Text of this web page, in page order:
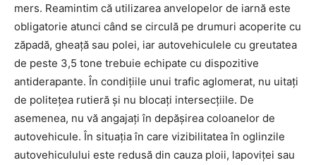
mers. Reamintim că utilizarea anvelopelor de iarnă este
obligatorie atunci când se circulă pe drumuri acoperite cu
zăpadă, gheaţă sau polei, iar autovehiculele cu greutatea
de peste 3,5 tone trebuie echipate cu dispozitive
antiderapante. În condiţiile unui trafic aglomerat, nu uitaţi
de politeţea rutieră şi nu blocaţi intersecţiile. De
asemenea, nu vă angajaţi în depăşirea coloanelor de
autovehicule. În situaţia în care vizibilitatea în oglinzile
autovehiculului este redusă din cauza ploii, lapoviţei sau